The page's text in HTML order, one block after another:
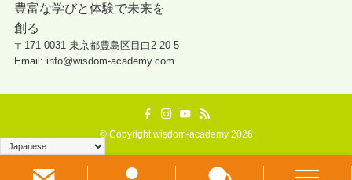
〒171-0031 東京都豊島区目白2-20-5
Email: info@wisdom-academy.com
©Copyright wisdom-academy 2026